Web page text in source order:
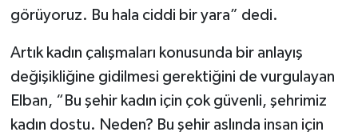
görüyoruz. Bu hala ciddi bir yara” dedi.
Artık kadın çalışmaları konusunda bir anlayış
değişikliğine gidilmesi gerektiğini de vurgulayan
Elban, “Bu şehir kadın için çok güvenli, şehrimiz
kadın dostu. Neden? Bu şehir aslında insan için